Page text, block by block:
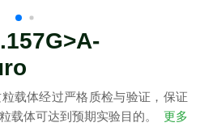
载体经过严格质检与验证，保证
载体可达到预期实验目的。
更多